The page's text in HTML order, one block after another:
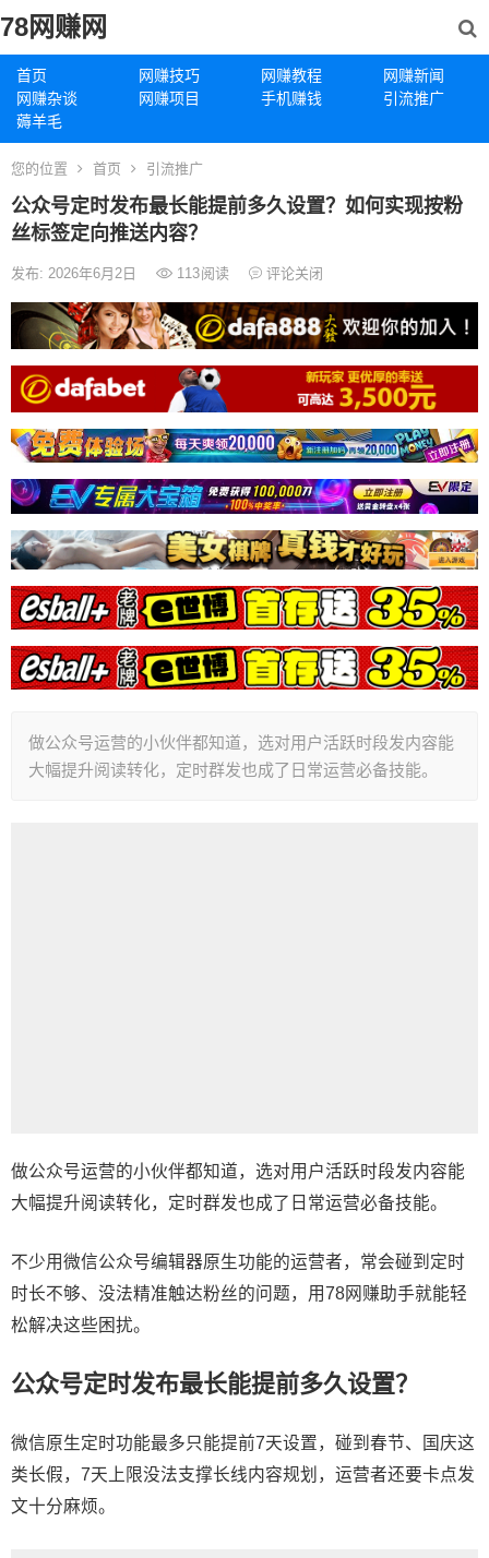
78网赚网
首页 网赚技巧 网赚教程
网赚新闻
网赚杂谈
网赚项目 手机赚钱
引流推广
薅羊毛
您的位置 首页 引流推广
公众号定时发布最长能提前多久设置？如何实现按粉
丝标签定向推送内容？
发布: 2026年6月2日 113阅读 评论关闭
做公众号运营的小伙伴都知道，选对用户活跃时段发内容能
大幅提升阅读转化，定时群发也成了日常运营必备技能。
做公众号运营的小伙伴都知道，选对用户活跃时段发内容能
大幅提升阅读转化，定时群发也成了日常运营必备技能。
不少用微信公众号编辑器原生功能的运营者，常会碰到定时
时长不够、没法精准触达粉丝的问题，用78网赚助手就能轻
松解决这些困扰。
公众号定时发布最长能提前多久设置？
微信原生定时功能最多只能提前7天设置，碰到春节、国庆这
类长假，7天上限没法支撑长线内容规划，运营者还要卡点发
文十分麻烦。